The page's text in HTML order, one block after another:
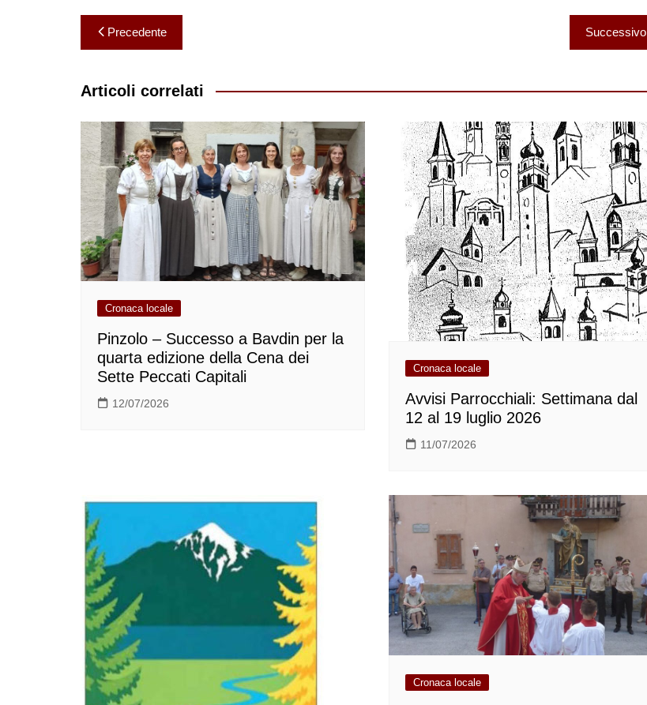
Navigazione
articoli
Precedente Successivo
Articoli correlati
Cronaca locale
Pinzolo – Successo a Bavdin per la
quarta edizione della Cena dei
Sette Peccati Capitali
12/07/2026
Cronaca locale
Avvisi Parrocchiali: Settimana dal
12 al 19 luglio 2026
11/07/2026
Cronaca locale